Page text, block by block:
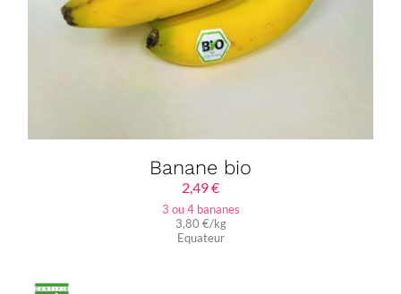
Banane bio
2,49€
3 ou 4 bananes
3,80 €/kg
Equateur